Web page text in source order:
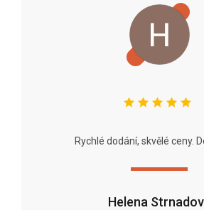
Helena
Rychlé dodání, skvělé ceny.